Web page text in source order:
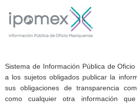
Sistema de Información Pública de
a los sujetos obligados publicar la
sus obligaciones de transparencia
como cualquier otra información